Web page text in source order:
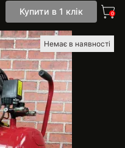
Купити в 1 клік 0
Немає в наявності